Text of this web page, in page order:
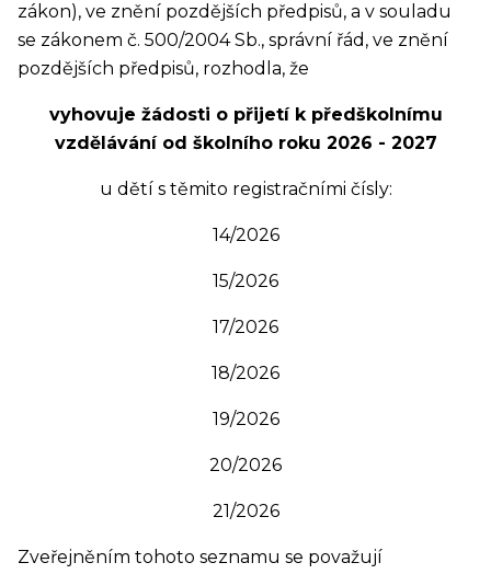
zákon), ve znění pozdějších předpisů, a v souladu
se zákonem č. 500/2004 Sb., správní řád, ve znění
pozdějších předpisů, rozhodla, že
vyhovuje žádosti o přijetí k předškolnímu
vzdělávání od školního roku 2026 - 2027
u dětí s těmito registračními čísly:
14/2026
15/2026
17/2026
18/2026
19/2026
20/2026
21/2026
Zveřejněním tohoto seznamu se považují